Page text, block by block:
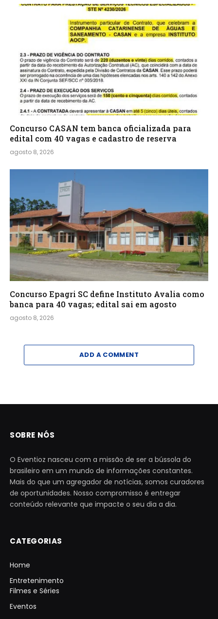
Concurso CASAN tem banca oficializada para
edital com 40 vagas e cadastro de reserva
agosto 8, 2026
Concurso Epagri SC define Instituto Avalia como
banca para 40 vagas; edital sai em agosto
agosto 8, 2026
ADD A COMMENT
SOBRE NÓS
O Eventioz nasceu com a missão de ser a bússola do
brasileiro em um mundo de informações constantes.
Mais do que um agregador de notícias, somos curadores
de oportunidades. Nosso compromisso é entregar
conteúdo relevante que impacte o seu dia a dia.
CATEGORIAS
Home
Entretenimento
Filmes e Séries
Eventos